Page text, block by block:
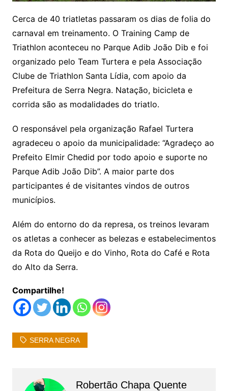
Cerca de 40 triatletas passaram os dias de folia do
carnaval em treinamento. O Training Camp de
Triathlon aconteceu no Parque Adib João Dib e foi
organizado pelo Team Turtera e pela Associação
Clube de Triathlon Santa Lídia, com apoio da
Prefeitura de Serra Negra. Natação, bicicleta e
corrida são as modalidades do triatlo.
O responsável pela organização Rafael Turtera
agradeceu o apoio da municipalidade: “Agradeço ao
Prefeito Elmir Chedid por todo apoio e suporte no
Parque Adib João Dib”. A maior parte dos
participantes é de visitantes vindos de outros
municípios.
Além do entorno do da represa, os treinos levaram
os atletas a conhecer as belezas e estabelecimentos
da Rota do Queijo e do Vinho, Rota do Café e Rota
do Alto da Serra.
Compartilhe!
SERRA NEGRA
Robertão Chapa Quente